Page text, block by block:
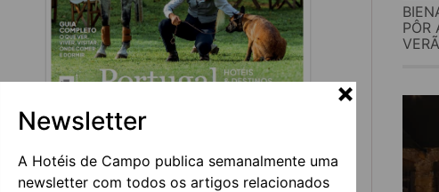
Newsletter
A Hotéis de Campo publica semanalmente uma
newsletter com todos os artigos relacionados
PÔR
REDES SOCIAIS